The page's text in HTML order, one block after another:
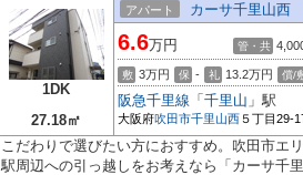
1DK
27.18㎡
アパート カーサ千里山西
6.6万円 管・共
敷 3万円 保 - 礼 13.2万円 償/
阪急千里線 「 千里山 」駅
大阪府吹田市千里山西 ５丁目29-
こだわりで選びたい方におすすめ。吹田市エ
駅周辺への引っ越しをお考えなら「カーサ千